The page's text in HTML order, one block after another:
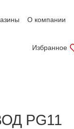
О компании
Избранное
PG11